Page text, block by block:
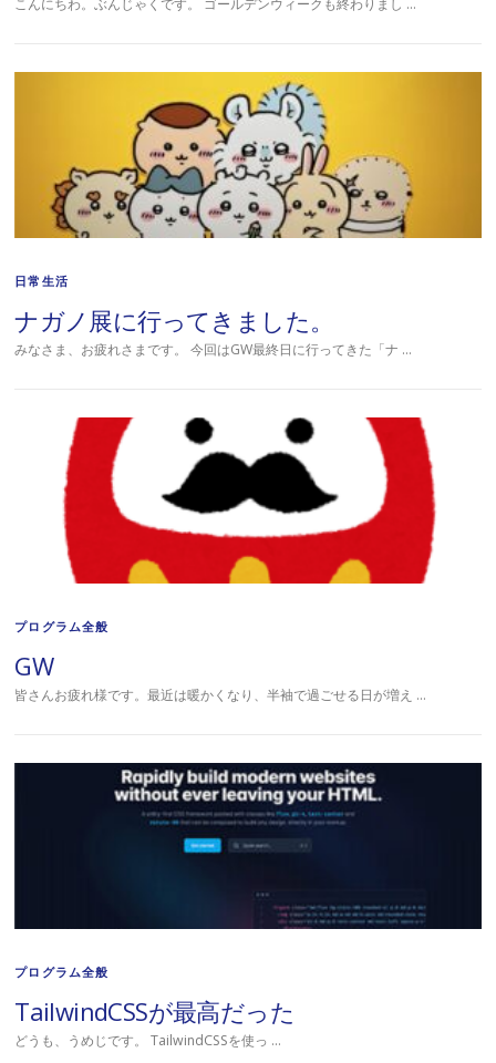
こんにちわ。ぶんじゃくです。 ゴールデンウィークも終わりまし …
日常生活
ナガノ展に行ってきました。
みなさま、お疲れさまです。 今回はGW最終日に行ってきた「ナ …
プログラム全般
GW
皆さんお疲れ様です。最近は暖かくなり、半袖で過ごせる日が増え …
プログラム全般
TailwindCSSが最高だった
どうも、うめじです。 TailwindCSSを使っ …